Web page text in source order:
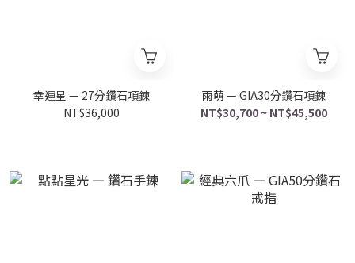
幸運星 — 27分鑽石項鍊
NT$36,000
雨萌 — GIA30分鑽石項鍊
NT$30,700 ~ NT$45,500